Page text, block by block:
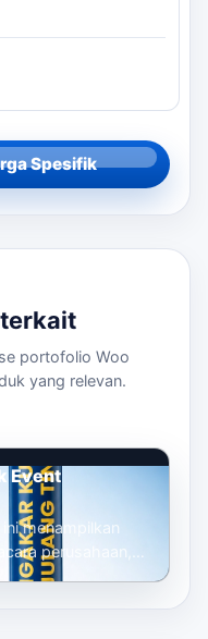
Spesifik
portofolio Woo
yang relevan.
Event
menampilkan
perusahaan,